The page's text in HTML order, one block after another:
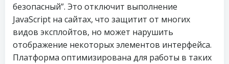
безопасный”. Это отключит выполнение
JavaScript на сайтах, что защитит от многих
видов эксплойтов, но может нарушить
отображение некоторых элементов интерфейса.
Платформа оптимизирована для работы в таких